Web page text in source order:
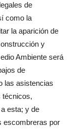
de
como la
la aparición de
y
Ambiente será
de
las asistencias
técnicos,
esta; y de
escombreras por